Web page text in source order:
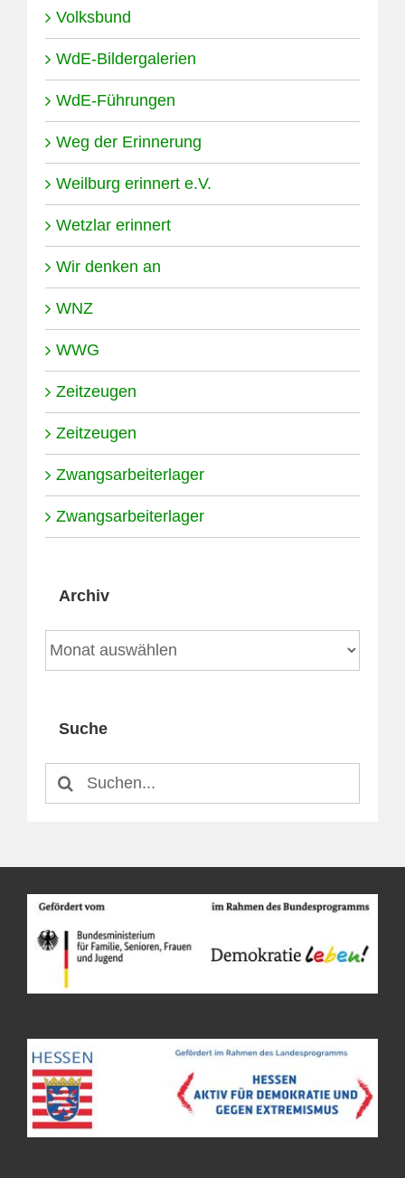
Volksbund
WdE-Bildergalerien
WdE-Führungen
Weg der Erinnerung
Weilburg erinnert e.V.
Wetzlar erinnert
Wir denken an
WNZ
WWG
Zeitzeugen
Zeitzeugen
Zwangsarbeiterlager
Zwangsarbeiterlager
Archiv
Suche
Suche
nach: